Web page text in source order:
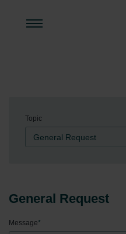
General Request
Topic
General Request
Message*